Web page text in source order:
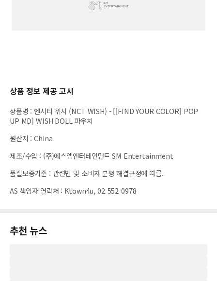
상품 정보 제공 고시
상품명 : 엔시티 위시 (NCT WISH) - [[FIND YOUR COLOR] POP
UP MD] WISH DOLL 파우치
원산지 :China
제조/수입 : (주)에스엠엔터테인먼트 SM Entertainment
품질보증기준 : 관련법 및 소비자 분쟁 해결규정에 따름.
AS 책임자 연락처 : Ktown4u, 02-552-0978
추천 뉴스